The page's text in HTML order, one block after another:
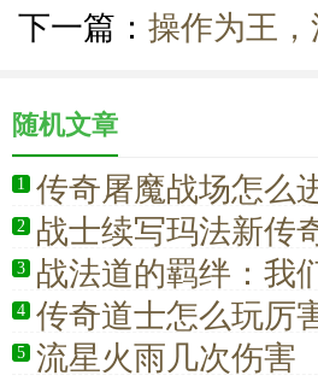
下一篇： 操作为王
随机文章
1 传奇屠魔战场怎么
2 战士续写玛法新传
3 战法道的羁绊：我
4 传奇道士怎么玩厉
5 流星火雨几次伤害